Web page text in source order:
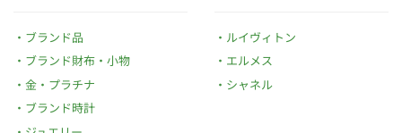
ブランド品
ブランド財布・小物
金・プラチナ
ブランド時計
ルイヴィトン
エルメス
シャネル